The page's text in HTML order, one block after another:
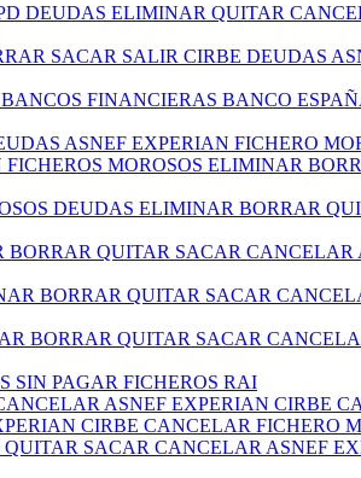
DEUDAS ELIMINAR QUITAR
SACAR SALIR CIRBE DEUDAS
FINANCIERAS BANCO
ASNEF EXPERIAN FICHERO
MOROSOS ELIMINAR
DEUDAS ELIMINAR BORRAR
QUITAR SACAR CANCELAR
BORRAR QUITAR SACAR
BORRAR QUITAR SACAR
SIN PAGAR FICHEROS RAI
ASNEF EXPERIAN CIRBE
CIRBE CANCELAR FICHERO
SACAR CANCELAR ASNEF